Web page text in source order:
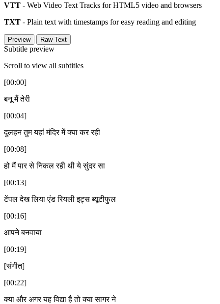
VTT - Web Video Text Tracks for HTML5 video and browsers
TXT - Plain text with timestamps for easy reading and editing
Preview Raw Text
Subtitle preview
Scroll to view all subtitles
[00:00]
बनू मैं तेरी
[00:04]
दुलहन तुम यहां मंदिर में क्या कर रही
[00:08]
हो मैं पार से निकल रही थी ये सुंदर सा
[00:13]
टेंपल देख लिया एंड रियली इट्स ब्यूटीफुल
[00:16]
आपने बनवाया
[00:19]
[संगीत]
[00:22]
क्या और अगर यह विद्या है तो क्या सागर ने